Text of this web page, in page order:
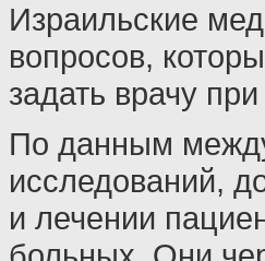
Израильские
вопросов,
задать врачу
По данным
исследований,
и лечении